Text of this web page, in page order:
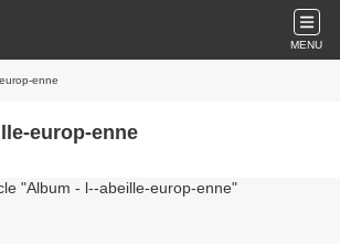
MENU
enne
europ-enne